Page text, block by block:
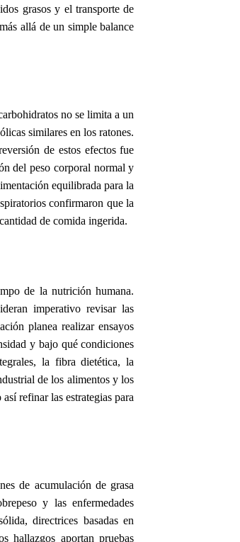
grasos y el transporte de
allá de un simple balance
no se limita a un
similares en los ratones.
de estos efectos fue
del peso corporal normal y
equilibrada para la
confirmaron que la
de comida ingerida.
de la nutrición humana.
imperativo revisar las
planea realizar ensayos
y bajo qué condiciones
la fibra dietética, la
de los alimentos y los
refinar las estrategias para
de acumulación de grasa
y las enfermedades
directrices basadas en
hallazgos aportan pruebas